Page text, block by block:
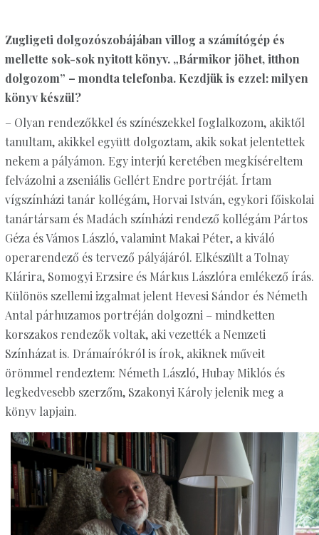
Zugligeti dolgozószobájában villog a számítógép és
mellette sok-sok nyitott könyv. „Bármikor jöhet, itthon
dolgozom” – mondta telefonba. Kezdjük is ezzel: milyen
könyv készül?
– Olyan rendezőkkel és színészekkel foglalkozom, akiktől
tanultam, akikkel együtt dolgoztam, akik sokat jelentettek
nekem a pályámon. Egy interjú keretében megkíséreltem
felvázolni a zseniális Gellért Endre portréját. Írtam
vígszínházi tanár kollégám, Horvai István, egykori főiskolai
tanártársam és Madách színházi rendező kollégám Pártos
Géza és Vámos László, valamint Makai Péter, a kiváló
operarendező és tervező pályájáról. Elkészült a Tolnay
Klárira, Somogyi Erzsire és Márkus Lászlóra emlékező írás.
Különös szellemi izgalmat jelent Hevesi Sándor és Németh
Antal párhuzamos portréján dolgozni – mindketten
korszakos rendezők voltak, aki vezették a Nemzeti
Színházat is. Drámaírókról is írok, akiknek műveit
örömmel rendeztem: Németh László, Hubay Miklós és
legkedvesebb szerzőm, Szakonyi Károly jelenik meg a
könyv lapjain.